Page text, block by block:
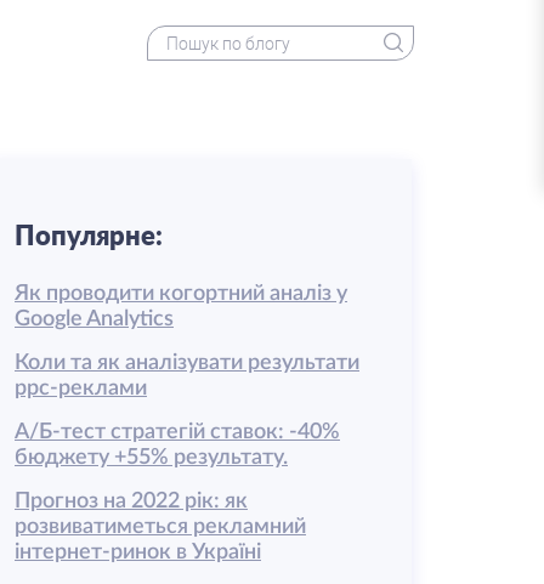
Популярне:
Як проводити когортний аналіз у
Google Analytics
Коли та як аналізувати результати
ррс-реклами
А/Б-тест стратегій ставок: -40%
бюджету +55% результату.
Прогноз на 2022 рік: як
розвиватиметься рекламний
інтернет-ринок в Україні